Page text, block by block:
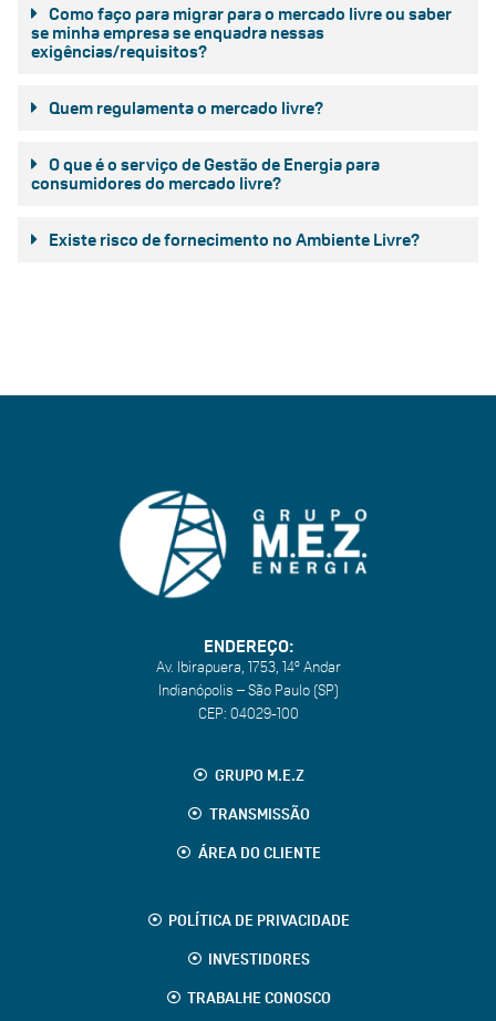
Como faço para migrar para o mercado livre ou saber
se minha empresa se enquadra nessas
exigências/requisitos?
Quem regulamenta o mercado livre?
O que é o serviço de Gestão de Energia para
consumidores do mercado livre?
Existe risco de fornecimento no Ambiente Livre?
ENDEREÇO:
Av. Ibirapuera, 1753, 14º Andar
Indianópolis – São Paulo (SP)
CEP: 04029-100
GRUPO M.E.Z
TRANSMISSÃO
ÁREA DO CLIENTE
POLÍTICA DE PRIVACIDADE
INVESTIDORES
TRABALHE CONOSCO